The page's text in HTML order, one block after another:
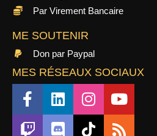
Par Virement Bancaire
ME SOUTENIR
Don par Paypal
MES RÉSEAUX SOCIAUX